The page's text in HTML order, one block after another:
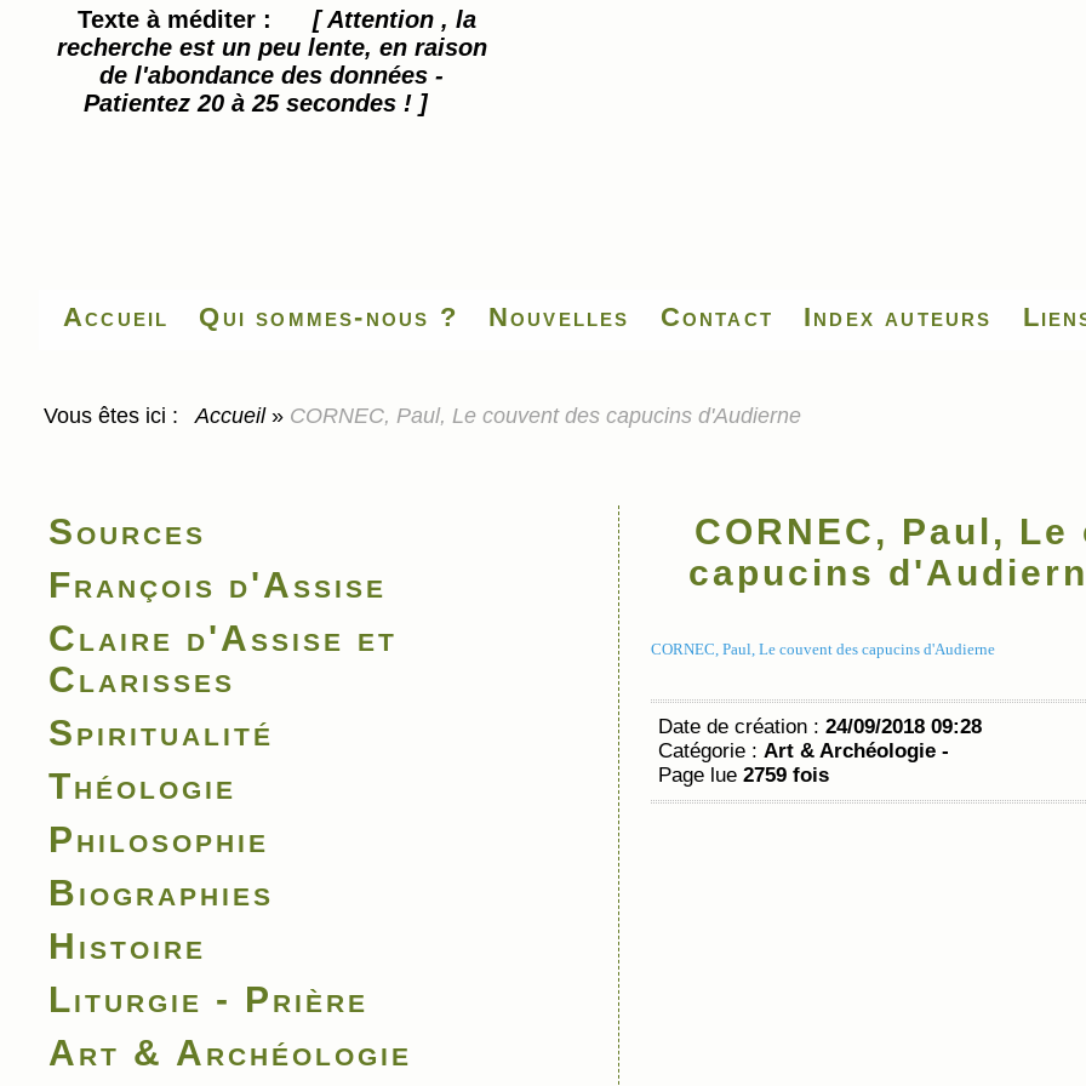
Texte à méditer :
[ Attention , la
recherche est un peu lente, en raison
de l'abondance des données -
Patientez 20 à 25 secondes ! ]
Accueil Qui sommes-nous ? Nouvelles Contact Index auteurs
Vous êtes ici : Accueil » CORNEC, Paul, Le couvent des capucins d'Audierne
Sources
François d'Assise
Claire d'Assise et
Clarisses
Spiritualité
Théologie
Philosophie
Biographies
Histoire
Liturgie - Prière
Art & Archéologie
CORNEC, Paul,
capucins
CORNEC, Paul, Le couvent des capucins d'Audierne
Date de création : 24/09/2018 09:28
Catégorie : Art & Archéologie -
Page lue 2759 fois